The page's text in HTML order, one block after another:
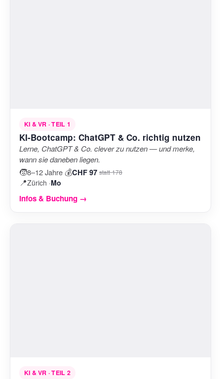
KI & VR · TEIL 1
KI-Bootcamp: ChatGPT & Co. richtig nutzen
Lerne, ChatGPT & Co. clever zu nutzen — und merke,
wann sie daneben liegen.
🧒8–12 Jahre 💰CHF 97 statt 178
📍Zürich ·Mo
Infos & Buchung →
KI & VR · TEIL 2